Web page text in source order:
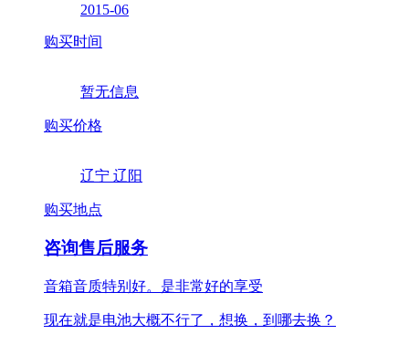
2015-06
购买时间
暂无信息
购买价格
辽宁 辽阳
购买地点
咨询售后服务
音箱音质特别好。是非常好的享受
现在就是电池大概不行了，想换，到哪去换？